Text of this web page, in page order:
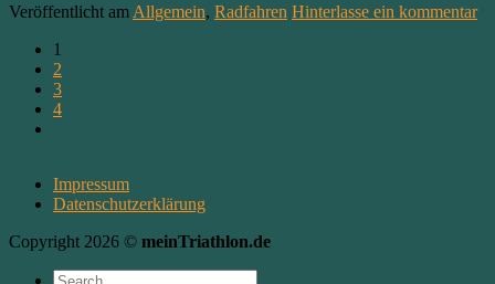
Veröffentlicht am Allgemein, Radfahren Hinterlasse ein kommentar
1
2
3
4
Impressum
Datenschutzerklärung
Copyright 2026 © meinTriathlon.de